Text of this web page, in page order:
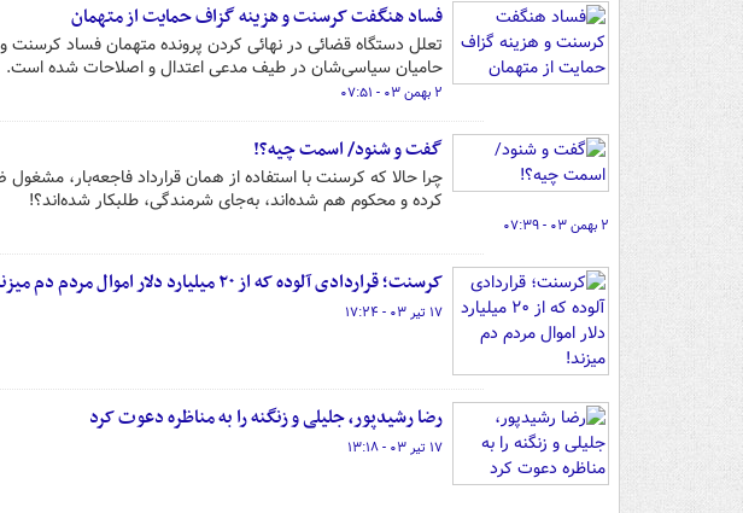
فساد هنگفت کرسنت و هزینه گزاف حمایت از متهمان
تعلل دستگاه قضائی در نهائی کردن پرونده متهمان فساد
حامیان سیاسی‌شان در طیف مدعی اعتدال و اصلاحات شده است.
۲ بهمن ۰۳ - ۰۷:۵۱
گفت و شنود/ اسمت چیه؟!
چرا حالا که کرسنت با استفاده از همان قرارداد فاجعه‌بار،
کرده و محکوم هم شده‌اند، به‌جای شرمندگی، طلبکار شده‌اند؟!
۲ بهمن ۰۳ - ۰۷:۳۹
کرسنت؛ قراردادی آلوده که از ۲۰ میلیارد دلار اموال مردم دم میزند!
۱۷ تیر ۰۳ - ۱۷:۲۴
رضا رشیدپور، جلیلی و زنگنه را به مناظره دعوت کرد
۱۷ تیر ۰۳ - ۱۳:۱۸